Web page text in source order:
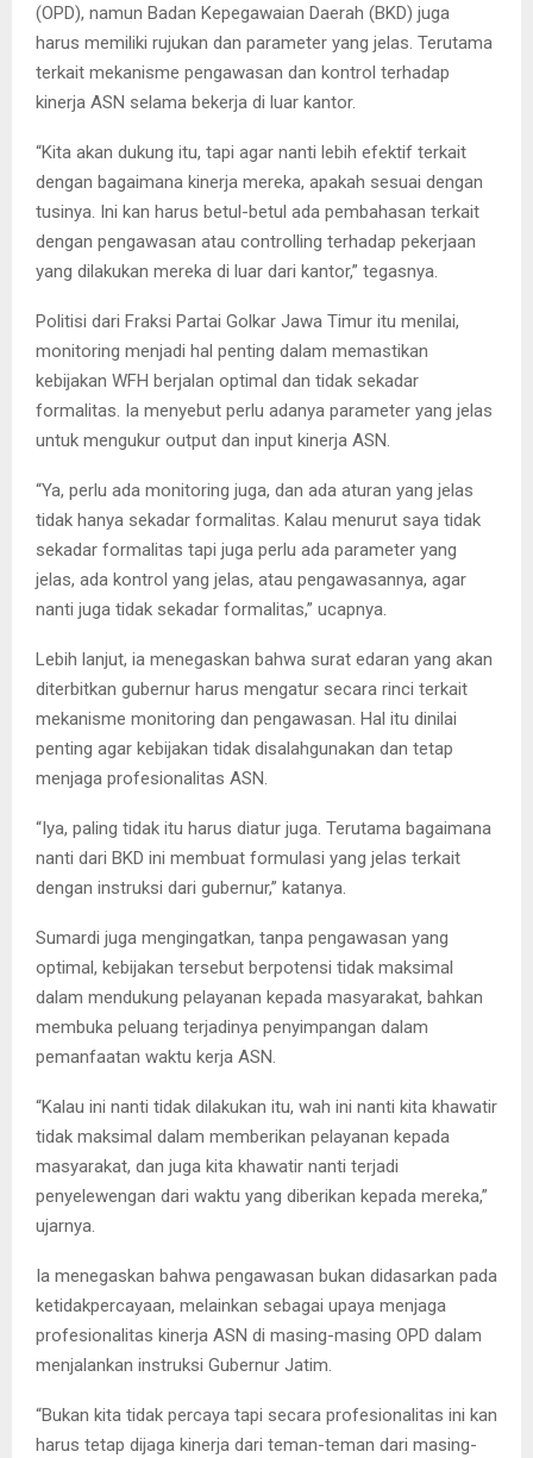
(OPD), namun Badan Kepegawaian Daerah (BKD) juga
harus memiliki rujukan dan parameter yang jelas. Terutama
terkait mekanisme pengawasan dan kontrol terhadap
kinerja ASN selama bekerja di luar kantor.
“Kita akan dukung itu, tapi agar nanti lebih efektif terkait
dengan bagaimana kinerja mereka, apakah sesuai dengan
tusinya. Ini kan harus betul-betul ada pembahasan terkait
dengan pengawasan atau controlling terhadap pekerjaan
yang dilakukan mereka di luar dari kantor,” tegasnya.
Politisi dari Fraksi Partai Golkar Jawa Timur itu menilai,
monitoring menjadi hal penting dalam memastikan
kebijakan WFH berjalan optimal dan tidak sekadar
formalitas. Ia menyebut perlu adanya parameter yang jelas
untuk mengukur output dan input kinerja ASN.
“Ya, perlu ada monitoring juga, dan ada aturan yang jelas
tidak hanya sekadar formalitas. Kalau menurut saya tidak
sekadar formalitas tapi juga perlu ada parameter yang
jelas, ada kontrol yang jelas, atau pengawasannya, agar
nanti juga tidak sekadar formalitas,” ucapnya.
Lebih lanjut, ia menegaskan bahwa surat edaran yang akan
diterbitkan gubernur harus mengatur secara rinci terkait
mekanisme monitoring dan pengawasan. Hal itu dinilai
penting agar kebijakan tidak disalahgunakan dan tetap
menjaga profesionalitas ASN.
“Iya, paling tidak itu harus diatur juga. Terutama bagaimana
nanti dari BKD ini membuat formulasi yang jelas terkait
dengan instruksi dari gubernur,” katanya.
Sumardi juga mengingatkan, tanpa pengawasan yang
optimal, kebijakan tersebut berpotensi tidak maksimal
dalam mendukung pelayanan kepada masyarakat, bahkan
membuka peluang terjadinya penyimpangan dalam
pemanfaatan waktu kerja ASN.
“Kalau ini nanti tidak dilakukan itu, wah ini nanti kita khawatir
tidak maksimal dalam memberikan pelayanan kepada
masyarakat, dan juga kita khawatir nanti terjadi
penyelewengan dari waktu yang diberikan kepada mereka,”
ujarnya.
Ia menegaskan bahwa pengawasan bukan didasarkan pada
ketidakpercayaan, melainkan sebagai upaya menjaga
profesionalitas kinerja ASN di masing-masing OPD dalam
menjalankan instruksi Gubernur Jatim.
“Bukan kita tidak percaya tapi secara profesionalitas ini kan
harus tetap dijaga kinerja dari teman-teman dari masing-